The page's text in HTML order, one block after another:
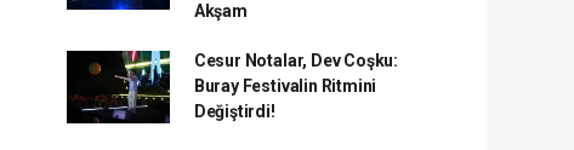
Akşam
Cesur Notalar, Dev Coşku:
Buray Festivalin Ritmini
Değiştirdi!